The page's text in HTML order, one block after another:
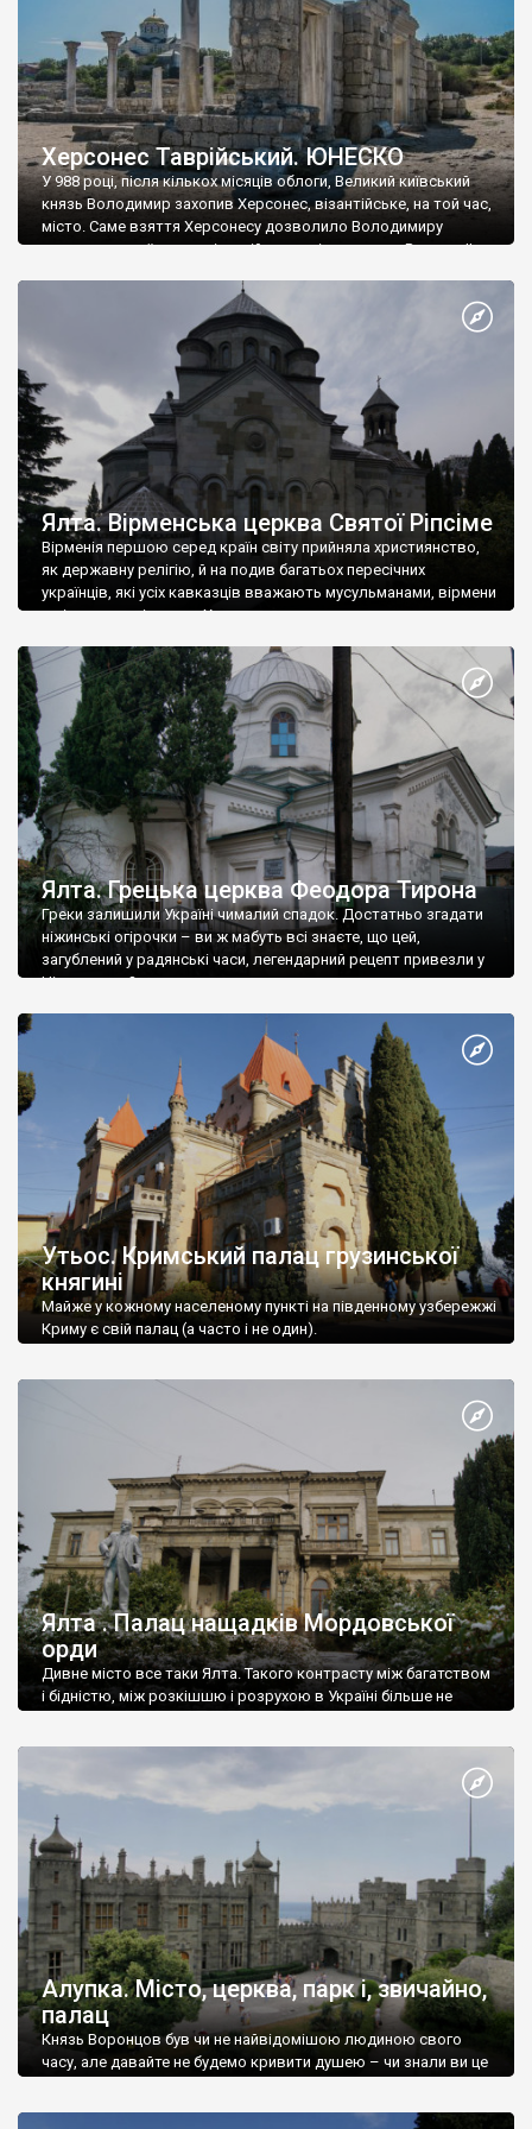
Херсонес Таврійський. ЮНЕСКО
У 988 році, після кількох місяців облоги, Великий київський
князь Володимир захопив Херсонес, візантійське, на той час,
місто. Саме взяття Херсонесу дозволило Володимиру
диктувати свої умови візантійському імператору Василю ІІ, та
Херсонесі Володимир-язичник, став Василем-християнином.
А потім було Хрещення Русі. На честь Херсонесу Таврійського
Ялта. Вірменська церква Святої Ріпсіме
Вірменія першою серед країн світу прийняла християнство,
як державну релігію, й на подив багатьох пересічних
українців, які усіх кавказців вважають мусульманами, вірмени
є відданими вірянами Христа
Ялта. Грецька церква Феодора Тирона
Греки залишили Україні чималий спадок. Достатньо згадати
ніжинські огірочки – ви ж мабуть всі знаєте, що цей,
загублений у радянські часи, легендарний рецепт привезли у
Ніжин греки?
Утьос. Кримський палац грузинської
княгині
Майже у кожному населеному пункті на південному узбережжі
Криму є свій палац (а часто і не один).
Ялта . Палац нащадків Мордовської
орди
Дивне місто все таки Ялта. Такого контрасту між багатством
і бідністю, між розкішшю і розрухою в Україні більше не
Алупка. Місто, церква, парк і, звичайно,
палац
Князь Воронцов був чи не найвідомішою людиною свого
часу, але давайте не будемо кривити душею – чи знали ви це